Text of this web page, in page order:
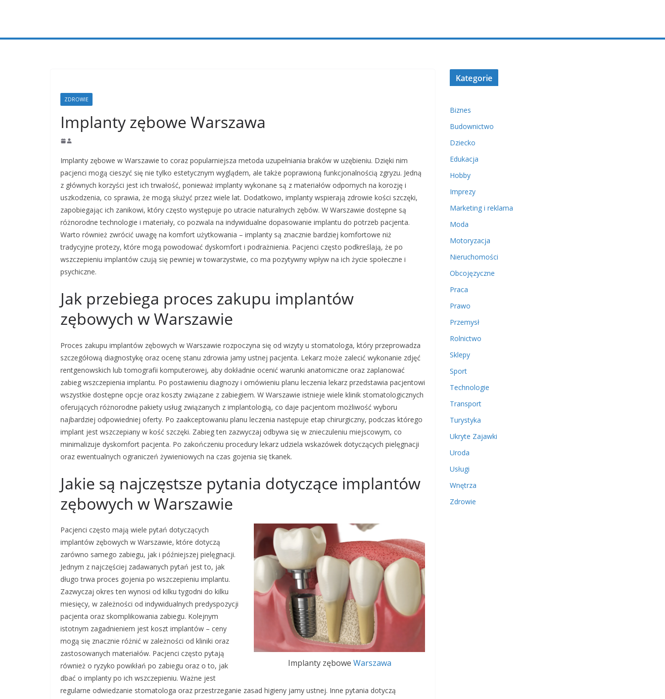
ZDROWIE
Implanty zębowe Warszawa
Implanty zębowe w Warszawie to coraz popularniejsza metoda uzupełniania braków w uzębieniu. Dzięki nim
pacjenci mogą cieszyć się nie tylko estetycznym wyglądem, ale także poprawioną funkcjonalnością zgryzu. Jedną
z głównych korzyści jest ich trwałość, ponieważ implanty wykonane są z materiałów odpornych na korozję i
uszkodzenia, co sprawia, że mogą służyć przez wiele lat. Dodatkowo, implanty wspierają zdrowie kości szczęki,
zapobiegając ich zanikowi, który często występuje po utracie naturalnych zębów. W Warszawie dostępne są
różnorodne technologie i materiały, co pozwala na indywidualne dopasowanie implantu do potrzeb pacjenta.
Warto również zwrócić uwagę na komfort użytkowania – implanty są znacznie bardziej komfortowe niż
tradycyjne protezy, które mogą powodować dyskomfort i podrażnienia. Pacjenci często podkreślają, że po
wszczepieniu implantów czują się pewniej w towarzystwie, co ma pozytywny wpływ na ich życie społeczne i
psychiczne.
Jak przebiega proces zakupu implantów
zębowych w Warszawie
Proces zakupu implantów zębowych w Warszawie rozpoczyna się od wizyty u stomatologa, który przeprowadza
szczegółową diagnostykę oraz ocenę stanu zdrowia jamy ustnej pacjenta. Lekarz może zalecić wykonanie zdjęć
rentgenowskich lub tomografii komputerowej, aby dokładnie ocenić warunki anatomiczne oraz zaplanować
zabieg wszczepienia implantu. Po postawieniu diagnozy i omówieniu planu leczenia lekarz przedstawia pacjentowi
wszystkie dostępne opcje oraz koszty związane z zabiegiem. W Warszawie istnieje wiele klinik stomatologicznych
oferujących różnorodne pakiety usług związanych z implantologią, co daje pacjentom możliwość wyboru
najbardziej odpowiedniej oferty. Po zaakceptowaniu planu leczenia następuje etap chirurgiczny, podczas którego
implant jest wszczepiany w kość szczęki. Zabieg ten zazwyczaj odbywa się w znieczuleniu miejscowym, co
minimalizuje dyskomfort pacjenta. Po zakończeniu procedury lekarz udziela wskazówek dotyczących pielęgnacji
oraz ewentualnych ograniczeń żywieniowych na czas gojenia się tkanek.
Jakie są najczęstsze pytania dotyczące implantów
zębowych w Warszawie
Implanty zębowe Warszawa
Pacjenci często mają wiele pytań dotyczących
implantów zębowych w Warszawie, które dotyczą
zarówno samego zabiegu, jak i późniejszej pielęgnacji.
Jednym z najczęściej zadawanych pytań jest to, jak
długo trwa proces gojenia po wszczepieniu implantu.
Zazwyczaj okres ten wynosi od kilku tygodni do kilku
miesięcy, w zależności od indywidualnych predyspozycji
pacjenta oraz skomplikowania zabiegu. Kolejnym
istotnym zagadnieniem jest koszt implantów – ceny
mogą się znacznie różnić w zależności od kliniki oraz
zastosowanych materiałów. Pacjenci często pytają
również o ryzyko powikłań po zabiegu oraz o to, jak
dbać o implanty po ich wszczepieniu. Ważne jest
regularne odwiedzanie stomatologa oraz przestrzeganie zasad higieny jamy ustnej. Inne pytania dotyczą
Kategorie
Biznes
Budownictwo
Dziecko
Edukacja
Hobby
Imprezy
Marketing i reklama
Moda
Motoryzacja
Nieruchomości
Obcojęzyczne
Praca
Prawo
Przemysł
Rolnictwo
Sklepy
Sport
Technologie
Transport
Turystyka
Ukryte Zajawki
Uroda
Usługi
Wnętrza
Zdrowie